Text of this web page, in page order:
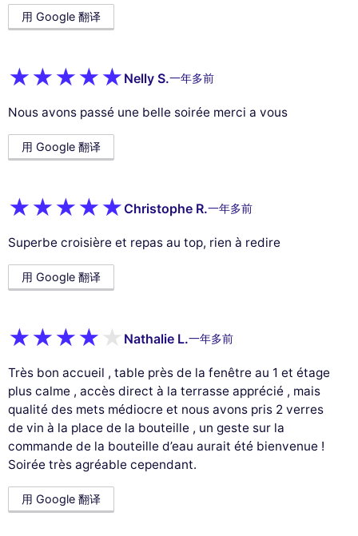
用 Google 翻译
Nelly S.一年多前
Nous avons passé une belle soirée merci a vous
用 Google 翻译
Christophe R.一年多前
Superbe croisière et repas au top, rien à redire
用 Google 翻译
Nathalie L.一年多前
Très bon accueil , table près de la fenêtre au 1 et étage
plus calme , accès direct à la terrasse apprécié , mais
qualité des mets médiocre et nous avons pris 2 verres
de vin à la place de la bouteille , un geste sur la
commande de la bouteille d’eau aurait été bienvenue !
Soirée très agréable cependant.
用 Google 翻译